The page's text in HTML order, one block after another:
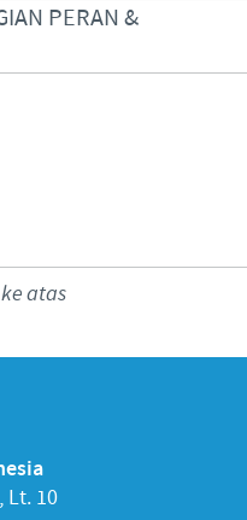
PERAN &
atas
Lt. 10